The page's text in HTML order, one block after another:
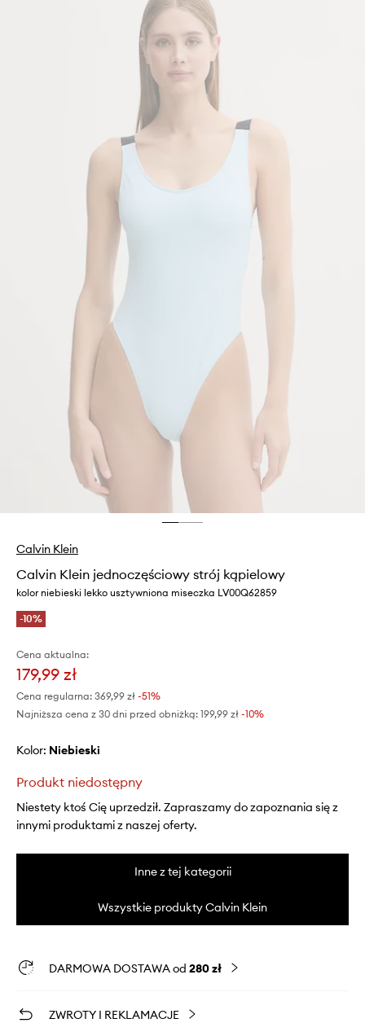
Calvin Klein
Calvin Klein jednoczęściowy strój kąpielowy
kolor niebieski lekko usztywniona miseczka LV00Q62859
-10%
Cena aktualna:
179,99 zł
Cena regularna: 369,99 zł -51%
Najniższa cena z 30 dni przed obniżką: 199,99 zł -10%
Kolor: niebieski
Produkt niedostępny
Niestety ktoś Cię uprzedził. Zapraszamy do zapoznania się z
innymi produktami z naszej oferty.
Inne z tej kategorii
Wszystkie produkty Calvin Klein
DARMOWA DOSTAWA od 280 zł
ZWROTY I REKLAMACJE